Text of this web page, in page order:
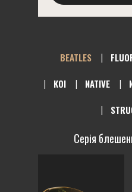
BEATLES
KOI
NATIVE
Серія